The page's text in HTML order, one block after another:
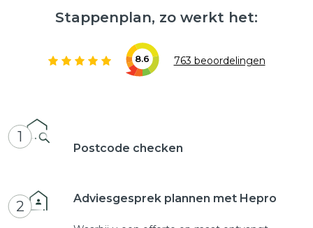
Stappenplan, zo werkt het:
8.6 763 beoordelingen
1
Postcode checken
2 Adviesgesprek plannen met Hepro